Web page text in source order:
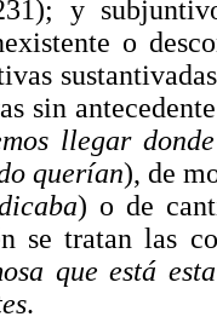
y
o
sin
llegar
querían), de
) o de
se tratan las
que está
.